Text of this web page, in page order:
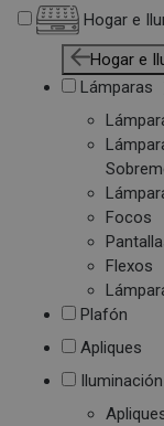
Hogar e
Hogar e
Lámparas
Focos
Flexos
Plafón
Apliques